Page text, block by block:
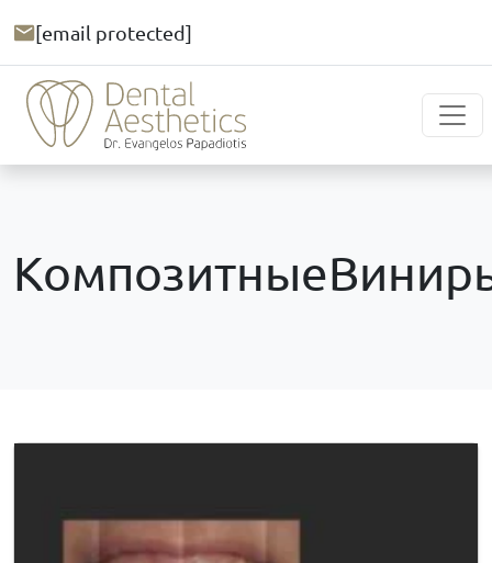
[email protected]